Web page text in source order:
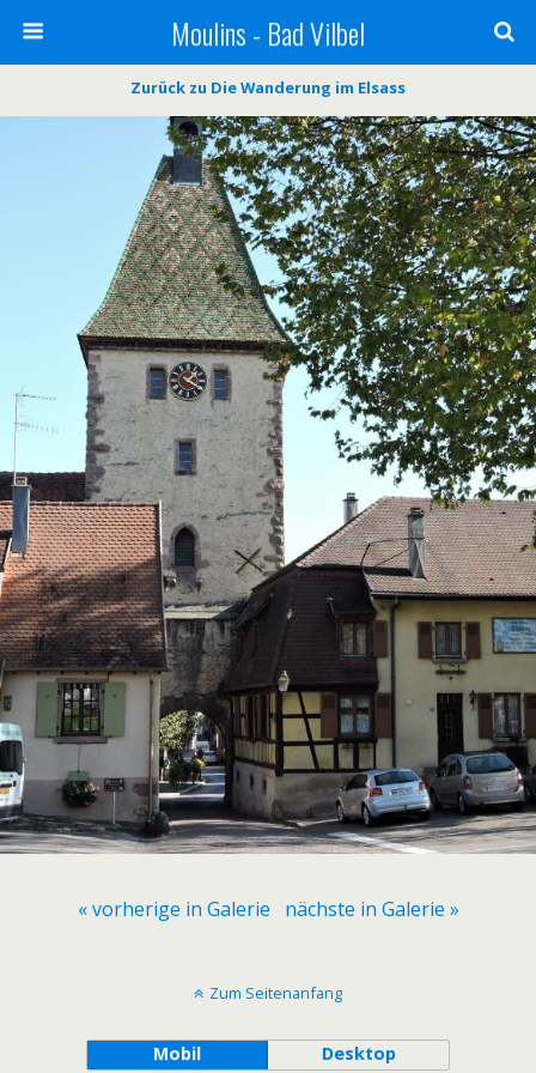
Moulins - Bad Vilbel
Zurück zu Die Wanderung im Elsass
« vorherige in Galerie nächste in Galerie »
Zum Seitenanfang
Mobil Desktop